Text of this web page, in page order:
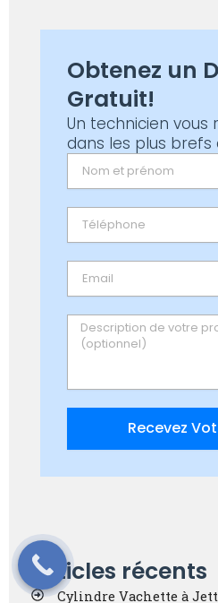
Obtenez un
Gratuit!
Un technicien vous
dans les plus brefs
Message
Recevez
Articles récents
Cylindre Vachette à